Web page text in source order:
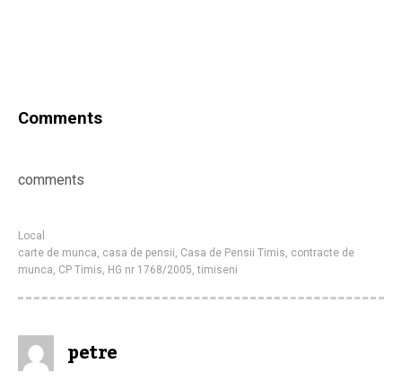
Comments
comments
Local
carte de munca, casa de pensii, Casa de Pensii Timis, contracte de
munca, CP Timis, HG nr 1768/2005,timiseni
petre